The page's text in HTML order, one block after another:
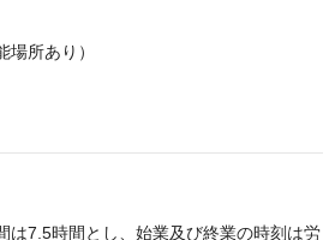
所あり）
は7.5時間とし、始業及び終業の時刻は労